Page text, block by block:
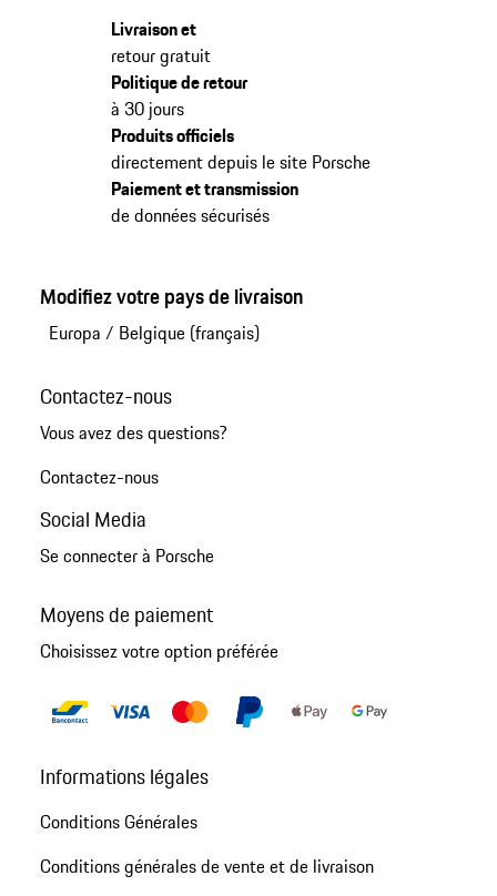
Livraison et
retour gratuit
Politique de retour
à 30 jours
Produits officiels
directement depuis le site Porsche
Paiement et transmission
de données sécurisés
Modifiez votre pays de livraison
Europa / Belgique (français)
Contactez-nous
Vous avez des questions?
Contactez-nous
Social Media
Se connecter à Porsche
Moyens de paiement
Choisissez votre option préférée
Informations légales
Conditions Générales
Conditions générales de vente et de livraison